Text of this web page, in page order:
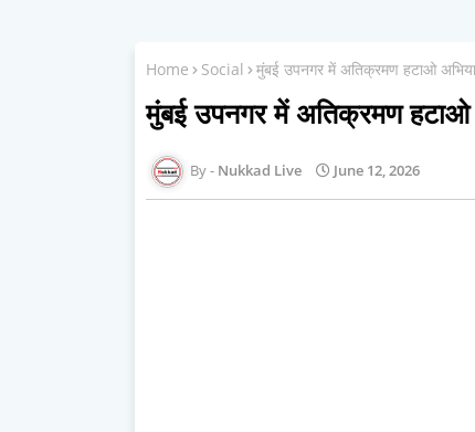
Home Social मुंबई उपनगर में अतिक्रमण हटाओ
मुंबई उपनगर में अतिक्रमण
Nukkad Live June 12, 2026